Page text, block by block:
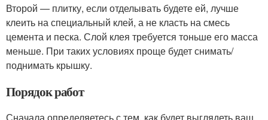
Второй — плитку, если отделывать будете ей, лучше
клеить на специальный клей, а не класть на смесь
цемента и песка. Слой клея требуется тоньше его масса
меньше. При таких условиях проще будет снимать/
поднимать крышку.
Порядок работ
Сначала определяетесь с тем, как будет выглядеть ваш